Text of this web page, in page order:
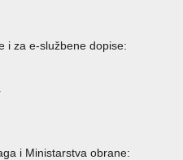
i za e-službene dopise:
i Ministarstva obrane: